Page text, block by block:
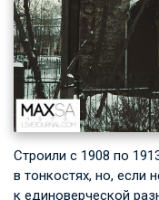
Строили с 1908 по
в тонкостях, но, если
к единоверческой